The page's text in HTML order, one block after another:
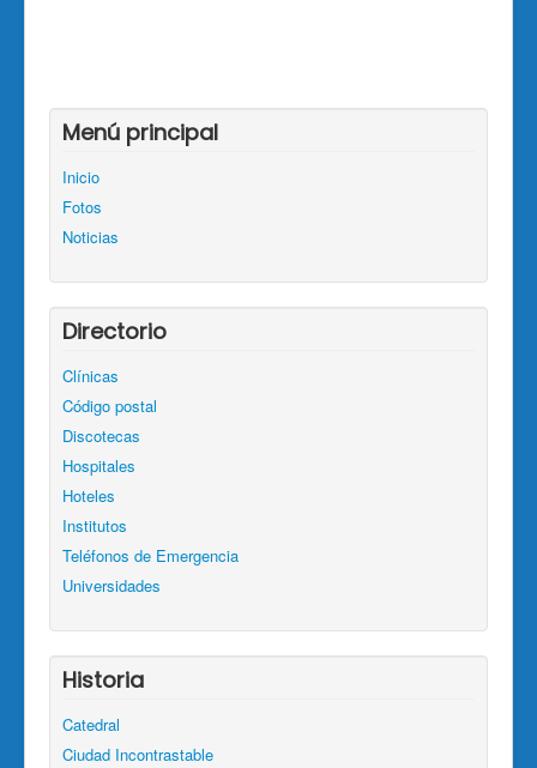
Menú principal
Inicio
Fotos
Noticias
Directorio
Clínicas
Código postal
Discotecas
Hospitales
Hoteles
Institutos
Teléfonos de Emergencia
Universidades
Historia
Catedral
Ciudad Incontrastable